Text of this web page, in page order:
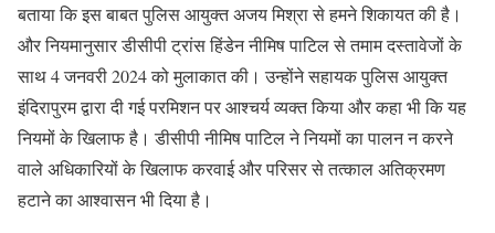
बताया कि इस बाबत पुलिस आयुक्त अजय मिश्रा से हमने शिकायत की है।
और नियमानुसार डीसीपी ट्रांस हिंडेन नीमिष पाटिल से तमाम दस्तावेजों के
साथ 4 जनवरी 2024 को मुलाकात की। उन्होंने सहायक पुलिस आयुक्त
इंदिरापुरम द्वारा दी गई परमिशन पर आश्चर्य व्यक्त किया और कहा भी कि यह
नियमों के खिलाफ है। डीसीपी नीमिष पाटिल ने नियमों का पालन न करने
वाले अधिकारियों के खिलाफ करवाई और परिसर से तत्काल अतिक्रमण
हटाने का आश्वासन भी दिया है।